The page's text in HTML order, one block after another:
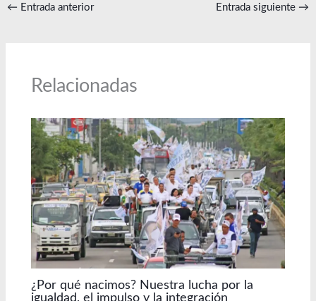
← Entrada anterior Entrada siguiente →
Relacionadas
¿Por qué nacimos? Nuestra lucha por la
igualdad, el impulso y la integración